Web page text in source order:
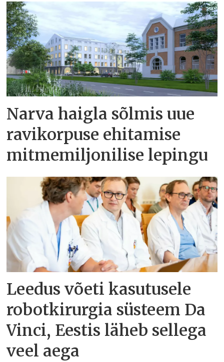
Narva haigla sõlmis uue
ravikorpuse ehitamise
mitmemiljonilise lepingu
Leedus võeti kasutusele
robotkirurgia süsteem Da
Vinci, Eestis läheb sellega
veel aega